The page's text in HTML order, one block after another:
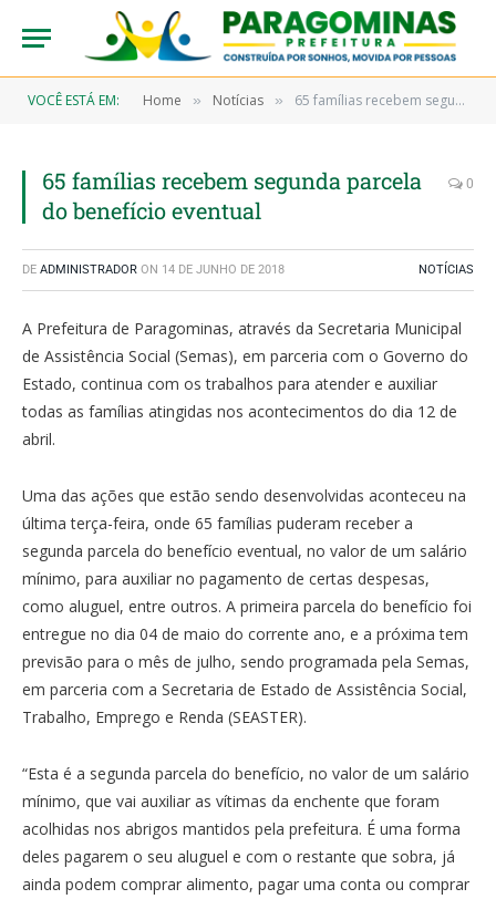
VOCÊ ESTÁ EM: Home » Notícias » 65 famílias recebem segunda parcela do benefício eventual
65 famílias recebem segunda parcela
do benefício eventual
0
DE ADMINISTRADOR ON 14 DE JUNHO DE 2018 NOTÍCIAS
A Prefeitura de Paragominas, através da Secretaria Municipal
de Assistência Social (Semas), em parceria com o Governo do
Estado, continua com os trabalhos para atender e auxiliar
todas as famílias atingidas nos acontecimentos do dia 12 de
abril.
Uma das ações que estão sendo desenvolvidas aconteceu na
última terça-feira, onde 65 famílias puderam receber a
segunda parcela do benefício eventual, no valor de um salário
mínimo, para auxiliar no pagamento de certas despesas,
como aluguel, entre outros. A primeira parcela do benefício foi
entregue no dia 04 de maio do corrente ano, e a próxima tem
previsão para o mês de julho, sendo programada pela Semas,
em parceria com a Secretaria de Estado de Assistência Social,
Trabalho, Emprego e Renda (SEASTER).
“Esta é a segunda parcela do benefício, no valor de um salário
mínimo, que vai auxiliar as vítimas da enchente que foram
acolhidas nos abrigos mantidos pela prefeitura. É uma forma
deles pagarem o seu aluguel e com o restante que sobra, já
ainda podem comprar alimento, pagar uma conta ou comprar